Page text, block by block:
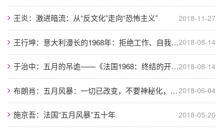
王炎：激进暗流：从“反文化”走向“恐怖主义” 2018-11-27
王行坤：意大利漫长的1968年：拒绝工作、自我削减与暴力2018-08-14
于治中：五月的吊诡——《法国1968：终结的开始》中文版序2018-08-14
布朗肖：五月风暴：一切已改变，不要神秘化，让我们质疑一切2018-06-04
施京吾：法国“五月风暴”五十年 2018-05-20